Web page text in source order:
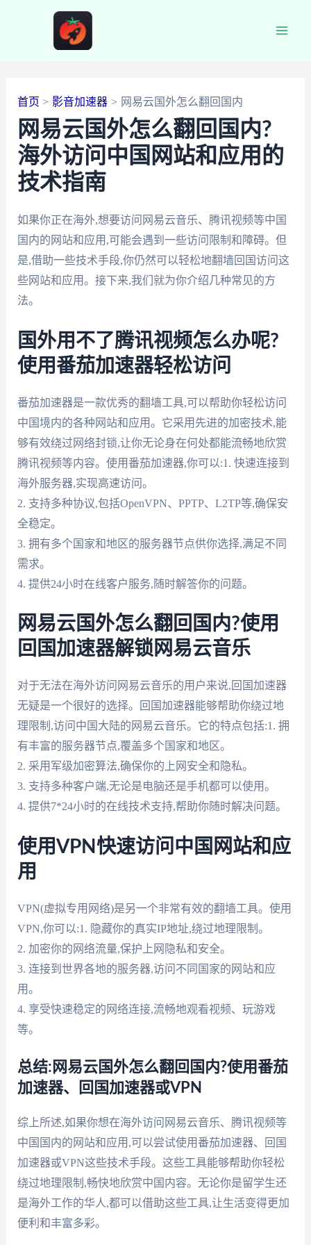
首页 影音加速器 网易云国外怎么翻回国内
网易云国外怎么翻回国内?
海外访问中国网站和应用的
技术指南
如果你正在海外,想要访问网易云音乐、腾讯视频等中国
国内的网站和应用,可能会遇到一些访问限制和障碍。但
是,借助一些技术手段,你仍然可以轻松地翻墙回国访问这
些网站和应用。接下来,我们就为你介绍几种常见的方
法。
国外用不了腾讯视频怎么办呢?
使用番茄加速器轻松访问
番茄加速器是一款优秀的翻墙工具,可以帮助你轻松访问
中国境内的各种网站和应用。它采用先进的加密技术,能
够有效绕过网络封锁,让你无论身在何处都能流畅地欣赏
腾讯视频等内容。使用番茄加速器,你可以:1. 快速连接到
海外服务器,实现高速访问。
2. 支持多种协议,包括OpenVPN、PPTP、L2TP等,确保安
全稳定。
3. 拥有多个国家和地区的服务器节点供你选择,满足不同
需求。
4. 提供24小时在线客户服务,随时解答你的问题。
网易云国外怎么翻回国内?使用
回国加速器解锁网易云音乐
对于无法在海外访问网易云音乐的用户来说,回国加速器
无疑是一个很好的选择。回国加速器能够帮助你绕过地
理限制,访问中国大陆的网易云音乐。它的特点包括:1. 拥
有丰富的服务器节点,覆盖多个国家和地区。
2. 采用军级加密算法,确保你的上网安全和隐私。
3. 支持多种客户端,无论是电脑还是手机都可以使用。
4. 提供7*24小时的在线技术支持,帮助你随时解决问题。
使用VPN快速访问中国网站和应
用
VPN(虚拟专用网络)是另一个非常有效的翻墙工具。使用
VPN,你可以:1. 隐藏你的真实IP地址,绕过地理限制。
2. 加密你的网络流量,保护上网隐私和安全。
3. 连接到世界各地的服务器,访问不同国家的网站和应
用。
4. 享受快速稳定的网络连接,流畅地观看视频、玩游戏
等。
总结:网易云国外怎么翻回国内?使用番茄
加速器、回国加速器或VPN
综上所述,如果你想在海外访问网易云音乐、腾讯视频等
中国国内的网站和应用,可以尝试使用番茄加速器、回国
加速器或VPN这些技术手段。这些工具能够帮助你轻松
绕过地理限制,畅快地欣赏中国内容。无论你是留学生还
是海外工作的华人,都可以借助这些工具,让生活变得更加
便利和丰富多彩。